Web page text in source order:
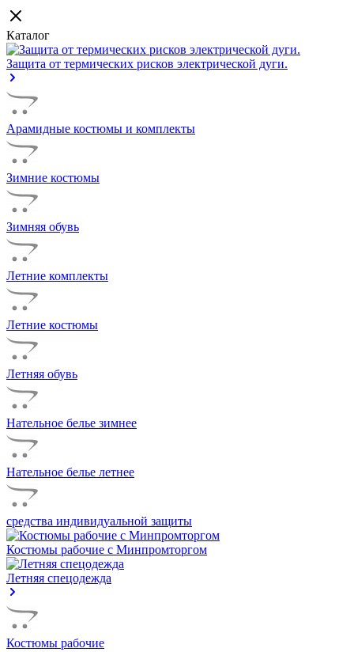
Каталог
Защита от термических рисков электрической дуги.
Арамидные костюмы и комплекты
Зимние костюмы
Зимняя обувь
Летние комплекты
Летние костюмы
Летняя обувь
Нательное белье зимнее
Нательное белье летнее
средства индивидуальной защиты
Костюмы рабочие с Минпромторгом
Летняя спецодежда
Костюмы рабочие